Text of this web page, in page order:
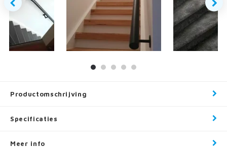
Productomschrijving
Specificaties
Meer info